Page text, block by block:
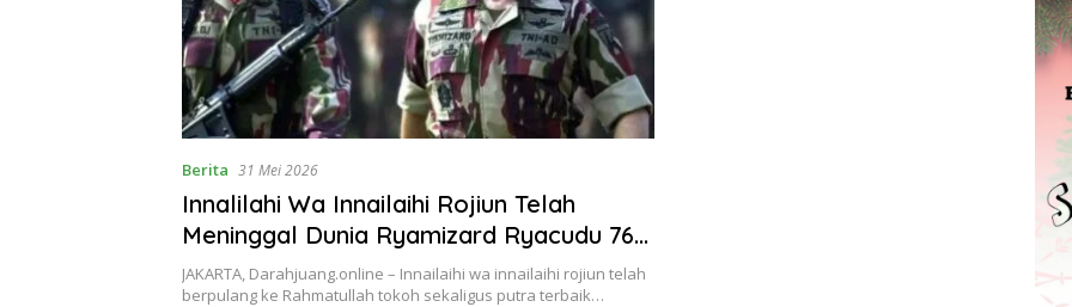
Berita 31 Mei 2026
Innalilahi Wa Innailaihi Rojiun Telah
Meninggal Dunia Ryamizard Ryacudu 76
tahun
JAKARTA, Darahjuang.online – Innailaihi wa innailaihi rojiun telah
berpulang ke Rahmatullah tokoh sekaligus putra terbaik…